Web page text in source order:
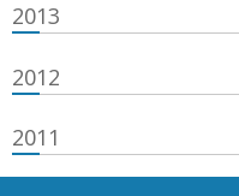
2013
2012
2011